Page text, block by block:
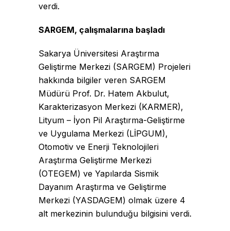
verdi.
SARGEM, çalışmalarına başladı
Sakarya Üniversitesi Araştırma
Geliştirme Merkezi (SARGEM) Projeleri
hakkında bilgiler veren SARGEM
Müdürü Prof. Dr. Hatem Akbulut,
Karakterizasyon Merkezi (KARMER),
Lityum – İyon Pil Araştırma-Geliştirme
ve Uygulama Merkezi (LİPGUM),
Otomotiv ve Enerji Teknolojileri
Araştırma Geliştirme Merkezi
(OTEGEM) ve Yapılarda Sismik
Dayanım Araştırma ve Geliştirme
Merkezi (YASDAGEM) olmak üzere 4
alt merkezinin bulunduğu bilgisini verdi.